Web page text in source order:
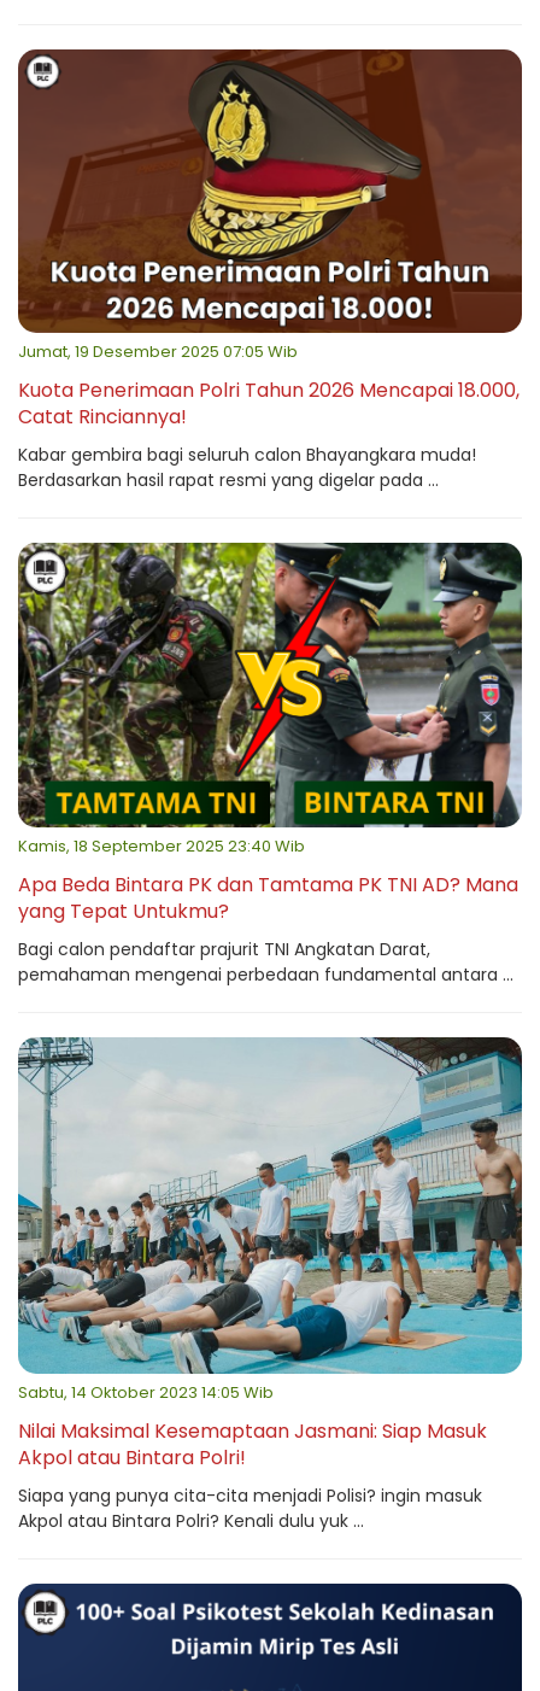
Jumat, 19 Desember 2025 07:05 Wib
Kuota Penerimaan Polri Tahun 2026 Mencapai 18.000,
Catat Rinciannya!
Kabar gembira bagi seluruh calon Bhayangkara muda!
Berdasarkan hasil rapat resmi yang digelar pada ...
Kamis, 18 September 2025 23:40 Wib
Apa Beda Bintara PK dan Tamtama PK TNI AD? Mana
yang Tepat Untukmu?
Bagi calon pendaftar prajurit TNI Angkatan Darat,
pemahaman mengenai perbedaan fundamental antara ...
Sabtu, 14 Oktober 2023 14:05 Wib
Nilai Maksimal Kesemaptaan Jasmani: Siap Masuk
Akpol atau Bintara Polri!
Siapa yang punya cita-cita menjadi Polisi? ingin masuk
Akpol atau Bintara Polri? Kenali dulu yuk ...